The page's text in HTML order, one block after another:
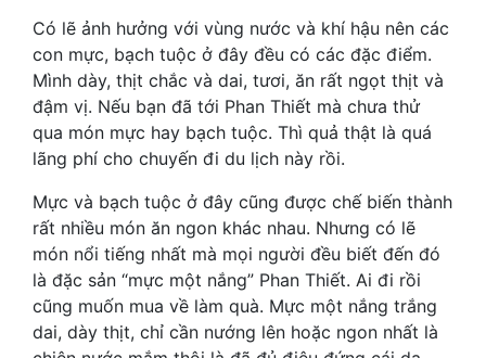
Có lẽ ảnh hưởng với vùng nước và khí hậu nên các
con mực, bạch tuộc ở đây đều có các đặc điểm.
Mình dày, thịt chắc và dai, tươi, ăn rất ngọt thịt và
đậm vị. Nếu bạn đã tới Phan Thiết mà chưa thử
qua món mực hay bạch tuộc. Thì quả thật là quá
lãng phí cho chuyến đi du lịch này rồi.
Mực và bạch tuộc ở đây cũng được chế biến thành
rất nhiều món ăn ngon khác nhau. Nhưng có lẽ
món nổi tiếng nhất mà mọi người đều biết đến đó
là đặc sản “mực một nắng” Phan Thiết. Ai đi rồi
cũng muốn mua về làm quà. Mực một nắng trắng
dai, dày thịt, chỉ cần nướng lên hoặc ngon nhất là